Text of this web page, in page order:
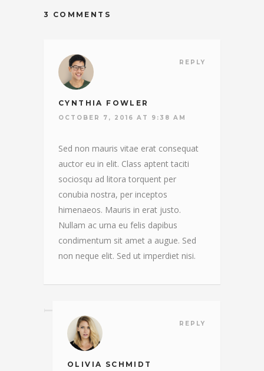
3 COMMENTS
REPLY
CYNTHIA FOWLER
OCTOBER 7, 2016 AT 9:38 AM
Sed non mauris vitae erat consequat
auctor eu in elit. Class aptent taciti
sociosqu ad litora torquent per
conubia nostra, per inceptos
himenaeos. Mauris in erat justo.
Nullam ac urna eu felis dapibus
condimentum sit amet a augue. Sed
non neque elit. Sed ut imperdiet nisi.
REPLY
OLIVIA SCHMIDT